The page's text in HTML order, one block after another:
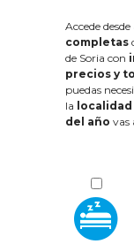
Accede
completas
de Soria con
precios y
puedas
la localidad
del año vas